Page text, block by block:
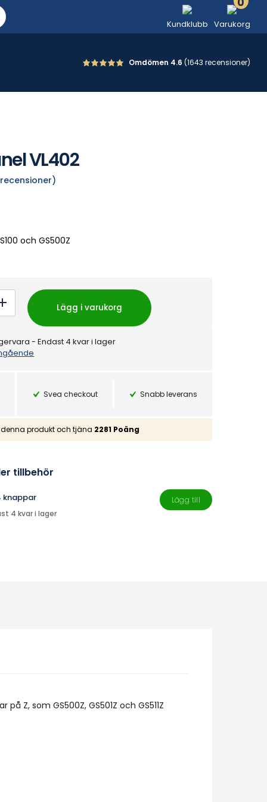
Kundklubb Varukorg
Omdömen 4.6 (1643 recensioner)
VL402
och GS500Z
Lägg i varukorg
- Endast 4 kvar i lager
Svea checkout Snabb leverans
denna produkt och tjäna 2281 Poäng
tillbehör
knappar
4 kvar i lager
Lägg till
Z, som GS500Z, GS501Z och GS511Z